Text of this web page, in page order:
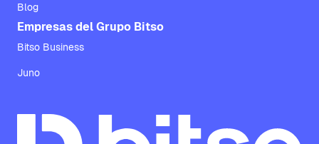
Blog
Empresas del Grupo Bitso
Bitso Business
Juno